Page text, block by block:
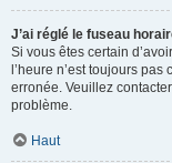
J’ai réglé le fuseau
Si vous êtes certain
l’heure n’est toujours
erronée. Veuillez
problème.
Haut